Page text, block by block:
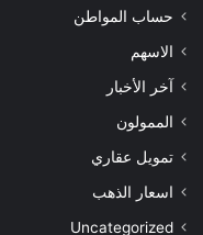
حساب المواطن
الاسهم
آخر الأخبار
الممولون
تمويل عقاري
اسعار الذهب
Uncategorized